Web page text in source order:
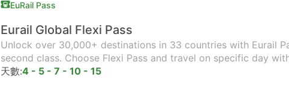
EuRail Pass
Eurail Global Flexi Pass
Unlock over 30,000+ destinations in 33 countries with Eurail
second class. Choose Flexi Pass and travel on specific day
天數:4 - 5 - 7 - 10 - 15